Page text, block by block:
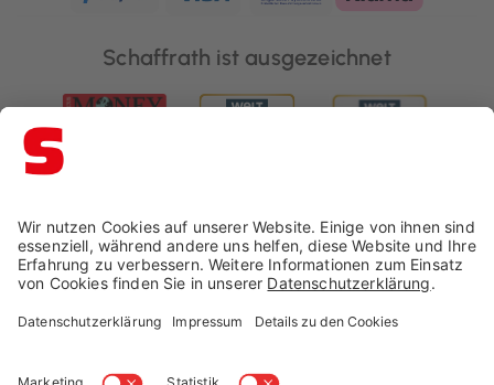
Schaffrath ist ausgezeichnet